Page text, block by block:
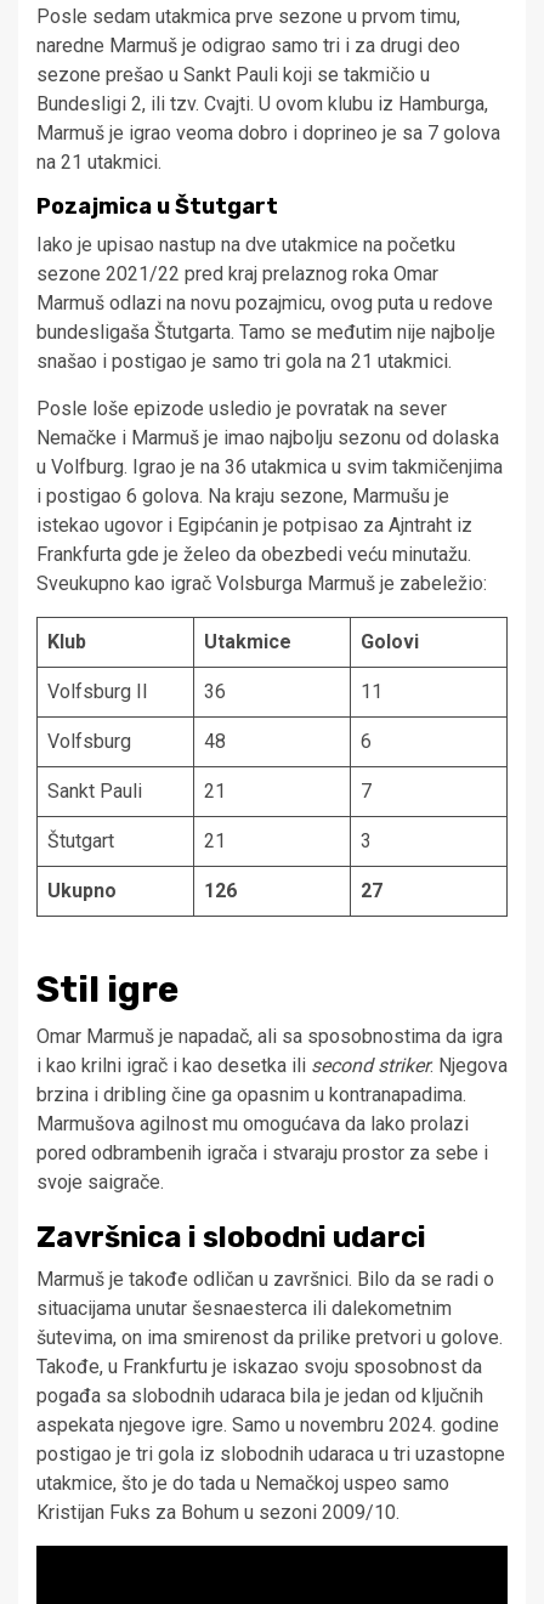
Posle sedam utakmica prve sezone u prvom timu,
naredne Marmuš je odigrao samo tri i za drugi deo
sezone prešao u Sankt Pauli koji se takmičio u
Bundesligi 2, ili tzv. Cvajti. U ovom klubu iz Hamburga,
Marmuš je igrao veoma dobro i doprineo je sa 7 golova
na 21 utakmici.
Pozajmica u Štutgart
Iako je upisao nastup na dve utakmice na početku
sezone 2021/22 pred kraj prelaznog roka Omar
Marmuš odlazi na novu pozajmicu, ovog puta u redove
bundesligaša Štutgarta. Tamo se međutim nije najbolje
snašao i postigao je samo tri gola na 21 utakmici.
Posle loše epizode usledio je povratak na sever
Nemačke i Marmuš je imao najbolju sezonu od dolaska
u Volfburg. Igrao je na 36 utakmica u svim takmičenjima
i postigao 6 golova. Na kraju sezone, Marmušu je
istekao ugovor i Egipćanin je potpisao za Ajntraht iz
Frankfurta gde je želeo da obezbedi veću minutažu.
Sveukupno kao igrač Volsburga Marmuš je zabeležio:
Klub Utakmice Golovi
Volfsburg II 36 11
Volfsburg 48 6
Sankt Pauli 21 7
Štutgart 21 3
Ukupno 126 27
Stil igre
Omar Marmuš je napadač, ali sa sposobnostima da igra
i kao krilni igrač i kao desetka ili second striker. Njegova
brzina i dribling čine ga opasnim u kontranapadima.
Marmušova agilnost mu omogućava da lako prolazi
pored odbrambenih igrača i stvaraju prostor za sebe i
svoje saigrače.
Završnica i slobodni udarci
Marmuš je takođe odličan u završnici. Bilo da se radi o
situacijama unutar šesnaesterca ili dalekometnim
šutevima, on ima smirenost da prilike pretvori u golove.
Takođe, u Frankfurtu je iskazao svoju sposobnost da
pogađa sa slobodnih udaraca bila je jedan od ključnih
aspekata njegove igre. Samo u novembru 2024. godine
postigao je tri gola iz slobodnih udaraca u tri uzastopne
utakmice, što je do tada u Nemačkoj uspeo samo
Kristijan Fuks za Bohum u sezoni 2009/10.